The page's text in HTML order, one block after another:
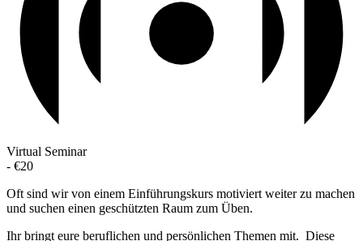
Virtual Seminar
- €20
Oft sind wir von einem Einführungskurs motiviert weiter zu machen
und suchen einen geschützten Raum zum Üben.
Ihr bringt eure beruflichen und persönlichen Themen mit. Diese